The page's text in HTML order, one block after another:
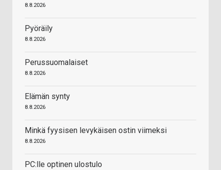
8.8.2026
Pyöräily
8.8.2026
Perussuomalaiset
8.8.2026
Elämän synty
8.8.2026
Minkä fyysisen levykäisen ostin viimeksi
8.8.2026
PC:lle optinen ulostulo